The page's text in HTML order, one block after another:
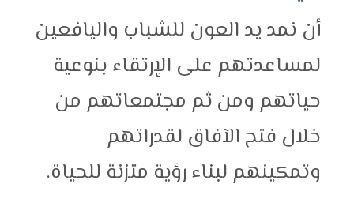
أن نمد يد العون للشباب واليافعين
لمساعدتهم على الإرتقاء بنوعية
حياتهم ومن ثم مجتمعاتهم من
خلال فتح الآفاق لقدراتهم
وتمكينهم لبناء رؤية متزنة للحياة.